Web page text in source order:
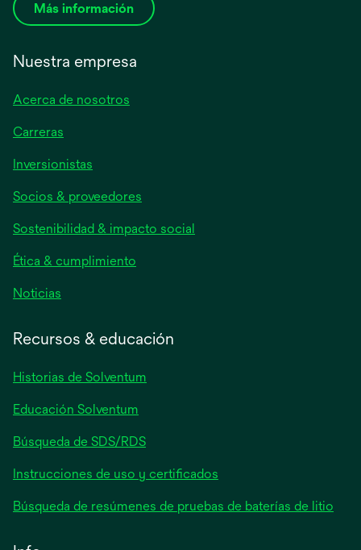
Más información
Nuestra empresa
Acerca de nosotros
Carreras
Inversionistas
en
una
pestaña
nueva
Socios & proveedores
Sostenibilidad & impacto social
Ética & cumplimiento
Noticias
pestaña
Recursos & educación
Historias de Solventum
Educación Solventum
Búsqueda de SDS/RDS
Instrucciones de uso y certificados
Búsqueda de resúmenes de pruebas de baterías de litio